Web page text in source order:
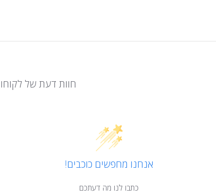
חוות דעת של
אנחנו מחפשים כוכבים!
כתבו לנו מה דעתכם